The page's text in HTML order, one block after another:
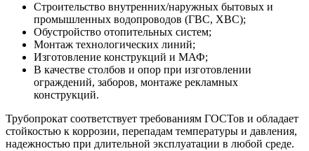
Строительство внутренних/наружных бытовых и
промышленных водопроводов (ГВС, ХВС);
Обустройство отопительных систем;
Монтаж технологических линий;
Изготовление конструкций и МАФ;
В качестве столбов и опор при изготовлении
ограждений, заборов, монтаже рекламных
конструкций.
Трубопрокат соответствует требованиям ГОСТов и обладает
стойкостью к коррозии, перепадам температуры и давления,
надежностью при длительной эксплуатации в любой среде.